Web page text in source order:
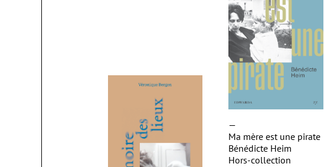
—
Ma mère est une pirate
Bénédicte Heim
Hors-collection